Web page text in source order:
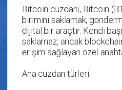
Bitcoin cüzdanı, Bitcoin
birimini saklamak,
dijital bir araçtır. Kendi
saklamaz, ancak
erişim sağlayan özel
Ana cüzdan türleri: